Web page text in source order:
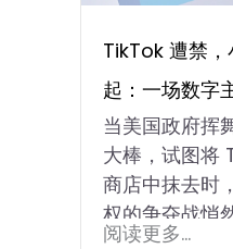
TikTok 遭禁
起：一场数字
出的机遇
当美国政府挥
大棒，试图将
商店中抹去时
权的争夺战悄
阅读更多...